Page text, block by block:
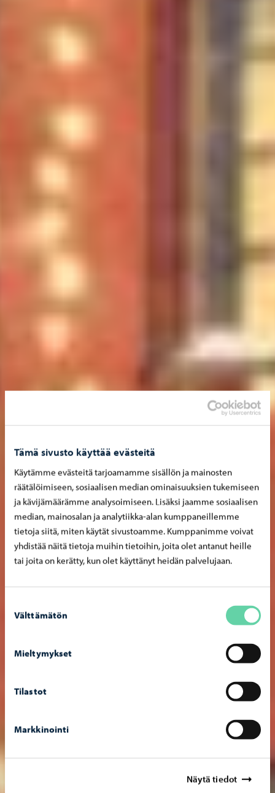
Tämä sivusto käyttää evästeitä
Käytämme evästeitä tarjoamamme sisällön ja mainosten
räätälöimiseen, sosiaalisen median ominaisuuksien tukemiseen
ja kävijämäärämme analysoimiseen. Lisäksi jaamme sosiaalisen
median, mainosalan ja analytiikka-alan kumppaneillemme
tietoja siitä, miten käytät sivustoamme. Kumppanimme voivat
yhdistää näitä tietoja muihin tietoihin, joita olet antanut heille
tai joita on kerätty, kun olet käyttänyt heidän palvelujaan.
valinta
Välttämätön
Mieltymykset
Tilastot
Markkinointi
Näytä tiedot